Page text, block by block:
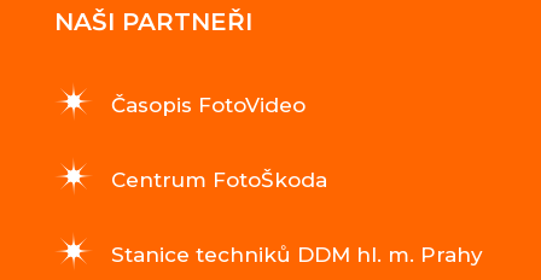
NAŠI PARTNEŘI
Časopis FotoVideo
Centrum FotoŠkoda
Stanice techniků DDM hl. m. Prahy